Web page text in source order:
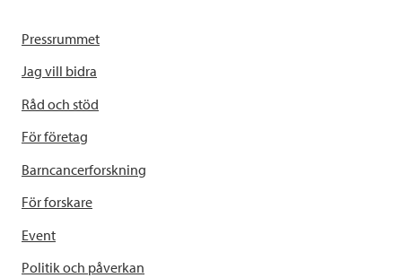
Pressrummet
Jag vill bidra
Råd och stöd
För företag
Barncancerforskning
För forskare
Event
Politik och påverkan